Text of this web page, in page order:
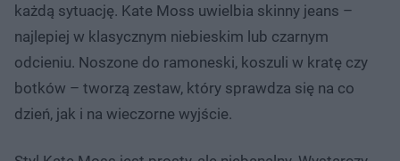
każdą sytuację. Kate Moss uwielbia skinny jeans –
najlepiej w klasycznym niebieskim lub czarnym
odcieniu. Noszone do ramoneski, koszuli w kratę czy
botków – tworzą zestaw, który sprawdza się na co
dzień, jak i na wieczorne wyjście.